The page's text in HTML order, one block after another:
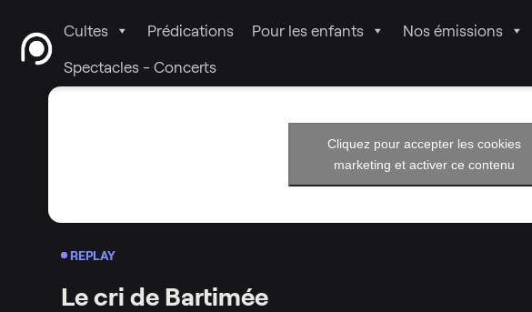
Cultes Prédications Pour les enfants Nos émissions
Spectacles - Concerts
Cliquez pour accepter les cookies
marketing et activer ce contenu
REPLAY
Le cri de Bartimée